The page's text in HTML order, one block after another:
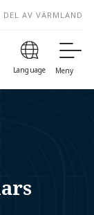
DEL AV VÄRMLAND
Language Meny